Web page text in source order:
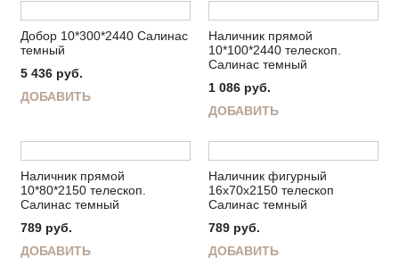
Добор 10*300*2440 Салинас
темный
5 436 руб.
ДОБАВИТЬ
Наличник прямой
10*100*2440 телескоп.
Салинас темный
1 086 руб.
ДОБАВИТЬ
Наличник прямой
10*80*2150 телескоп.
Салинас темный
789 руб.
ДОБАВИТЬ
Наличник фигурный
16х70х2150 телескоп
Салинас темный
789 руб.
ДОБАВИТЬ